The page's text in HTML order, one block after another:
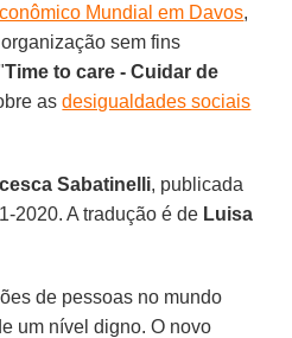
Mundial em Davos,
sem fins
Time to care - Cuidar de
asdesigualdades sociais
Sabatinelli, publicada
2020. A tradução é de Luisa
de pessoas no mundo
um nível digno. O novo